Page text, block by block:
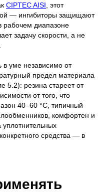
CIPTEC AISI , этот
— ингибиторы защищают
рабочем диапазоне
задачу скорости, а не
в уме независимо от
предел материала
5.2): резина стареет от
от того, что
40–60 °C, типичный
комфортен и
средства — в